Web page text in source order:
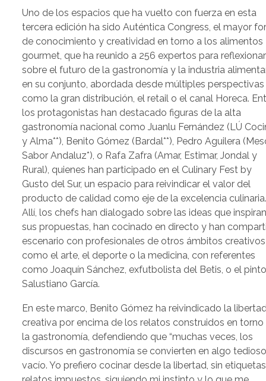
Uno de los espacios que ha vuelto con fuerza en esta
tercera edición ha sido Auténtica Congress, el mayor
de conocimiento y creatividad en torno a los alimentos
gourmet, que ha reunido a 256 expertos para reflexionar
sobre el futuro de la gastronomía y la industria
en su conjunto, abordada desde múltiples perspectivas
como la gran distribución, el retail o el canal Horeca.
los protagonistas han destacado figuras de la alta
gastronomía nacional como Juanlu Fernández (LÚ
y Alma**), Benito Gómez (Bardal**), Pedro Aguilera
Sabor Andaluz*), o Rafa Zafra (Amar, Estimar, Jondal y
Rural), quienes han participado en el Culinary Fest by
Gusto del Sur, un espacio para reivindicar el valor del
producto de calidad como eje de la excelencia
Allí, los chefs han dialogado sobre las ideas que
sus propuestas, han cocinado en directo y han
escenario con profesionales de otros ámbitos creativos
como el arte, el deporte o la medicina, con referentes
como Joaquín Sánchez, exfutbolista del Betis, o el
Salustiano García.
En este marco, Benito Gómez ha reivindicado la
creativa por encima de los relatos construidos en torno
la gastronomía, defendiendo que “muchas veces, los
discursos en gastronomía se convierten en algo
vacío. Yo prefiero cocinar desde la libertad, sin